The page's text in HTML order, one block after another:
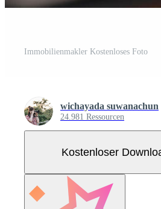
Immobilienmakler Kostenloses Foto
wichayada suwanachun
24.981 Ressourcen
Kostenloser